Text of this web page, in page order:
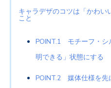
キャラデザのコツは「かわい
こと
POINT.1 モチーフ・シ
明できる」状態にする
POINT.2 媒体仕様を先